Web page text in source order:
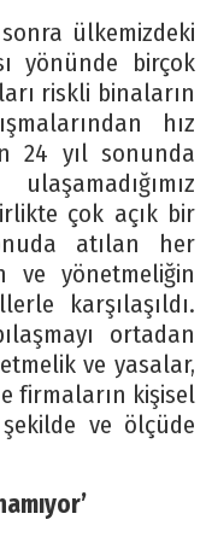
ülkemizdeki
yönünde birçok
riskli binaların
hız
24 yıl sonunda
çok açık bir
atılan her
ve yönetmeliğin
karşılaşıldı.
ortadan
ve yasalar,
firmaların kişisel
ve ölçüde